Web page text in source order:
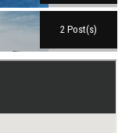
2 Post(s)